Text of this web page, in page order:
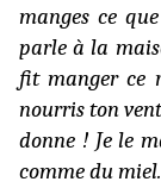
manges ce
parle à la
fit manger ce
nourris ton
donne ! Je le
comme du miel.